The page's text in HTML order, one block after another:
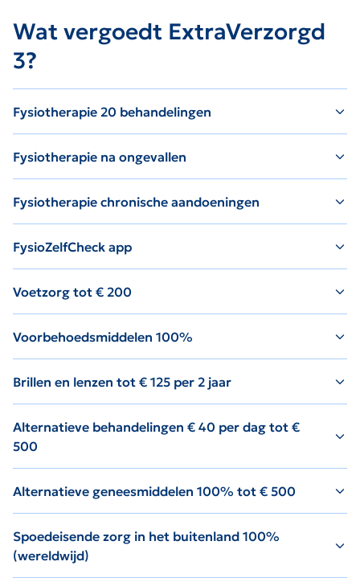
Wat vergoedt ExtraVerzorgd
3?
Fysiotherapie 20 behandelingen
Fysiotherapie na ongevallen
Fysiotherapie chronische aandoeningen
FysioZelfCheck app
Voetzorg tot € 200
Voorbehoedsmiddelen 100%
Brillen en lenzen tot € 125 per 2 jaar
Alternatieve behandelingen € 40 per dag tot €
500
Alternatieve geneesmiddelen 100% tot € 500
Spoedeisende zorg in het buitenland 100%
(wereldwijd)